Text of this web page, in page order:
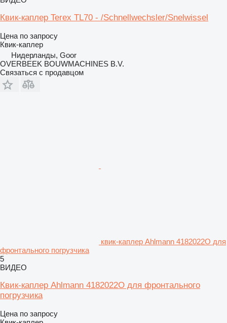
Квик-каплер Terex TL70 - /Schnellwechsler/Snelwissel
Цена по запросу
Квик-каплер
Нидерланды, Goor
OVERBEEK BOUWMACHINES B.V.
Связаться с продавцом
квик-каплер Ahlmann 4182022O для
фронтального погрузчика
5
ВИДЕО
Квик-каплер Ahlmann 4182022O для фронтального
погрузчика
Цена по запросу